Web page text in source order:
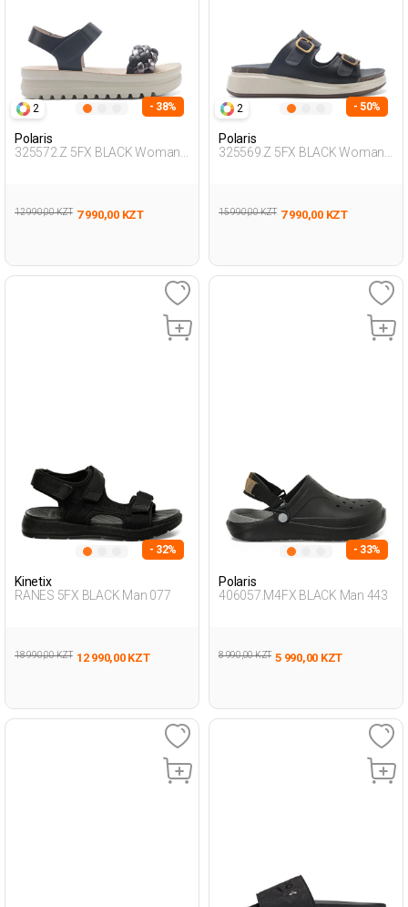
2 - 38%
Polaris
325572.Z 5FX BLACK Woman
12 990,00 KZT 7 990,00 KZT
2 - 50%
Polaris
325569.Z 5FX BLACK Woman
15 990,00 KZT 7 990,00 KZT
- 32%
Kinetix
RANES 5FX BLACK Man 077
18 990,00 KZT 12 990,00 KZT
- 33%
Polaris
406057.M4FX BLACK Man 443
8 990,00 KZT 5 990,00 KZT